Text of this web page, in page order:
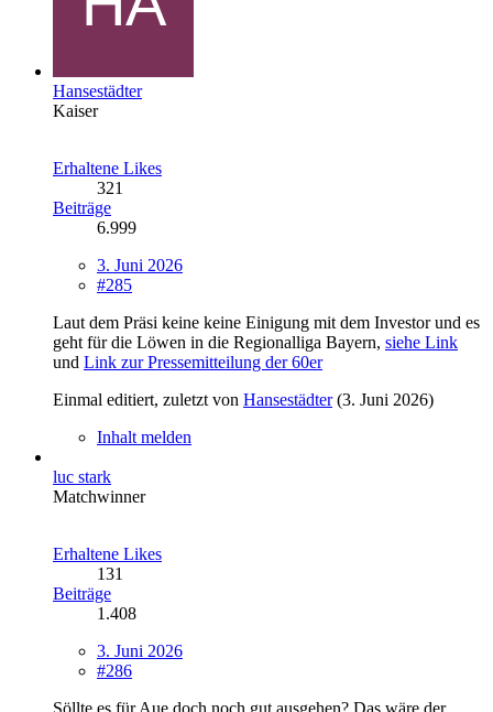
Hansestädter
Kaiser
Erhaltene Likes
321
Beiträge
6.999
3. Juni 2026
#285
Laut dem Präsi keine keine Einigung mit dem Investor und es
geht für die Löwen in die Regionalliga Bayern, siehe Link
und Link zur Pressemitteilung der 60er
Einmal editiert, zuletzt von Hansestädter(3. Juni 2026)
Inhalt melden
luc stark
Matchwinner
Erhaltene Likes
131
Beiträge
1.408
3. Juni 2026
#286
Söllte es für Aue doch noch gut ausgehen? Das wäre der